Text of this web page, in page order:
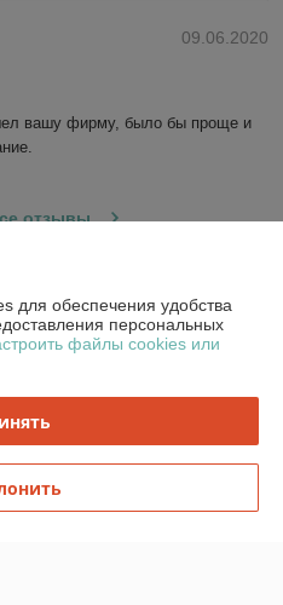
09.06.2020
вашу фирму, было бы проще и
отзывы
для обеспечения удобства
персональных
файлы cookies или